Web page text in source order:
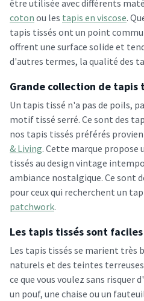
être utilisée avec différents
coton ou les tapis en viscose.
tapis tissés ont un point
offrent une surface solide et
d'autres termes, la qualité des
Grande collection de tapis
Un tapis tissé n'a pas de poils,
motif tissé serré. Ce sont des
nos tapis tissés préférés
& Living. Cette marque propose
tissés au design vintage
ambiance nostalgique. Ce sont
pour ceux qui recherchent un
patchwork.
Les tapis tissés sont
Les tapis tissés se marient très
naturels et des teintes
ce que vous voulez sans risquer
un pouf, une chaise ou un